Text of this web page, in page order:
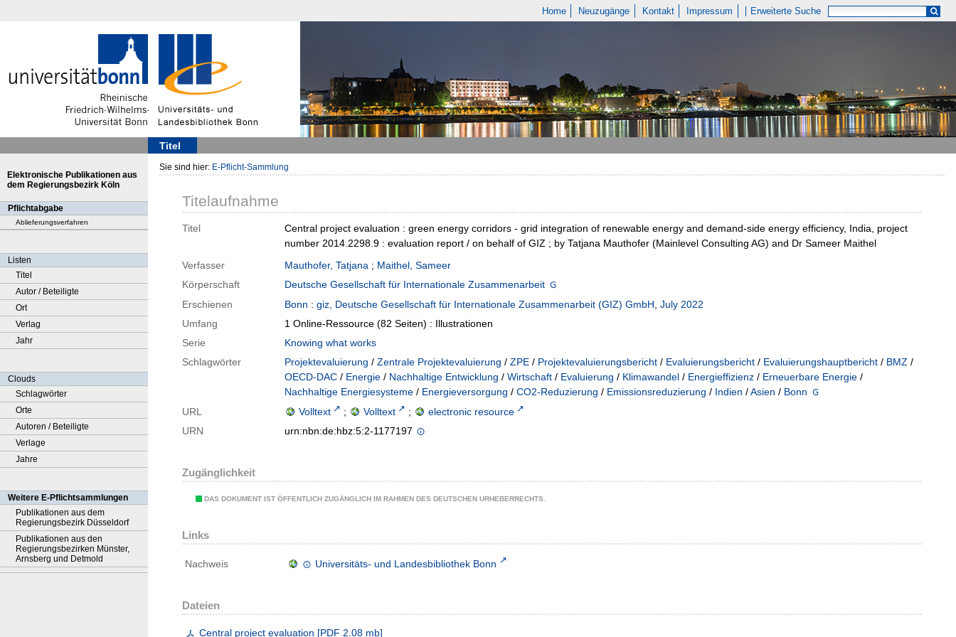
Home Neuzugänge Kontakt Impressum Erweiterte Suche
Titel
Elektronische Publikationen aus
dem Regierungsbezirk Köln
Pflichtabgabe
Ablieferungsverfahren
Listen
Titel
Autor / Beteiligte
Ort
Verlag
Jahr
Clouds
Schlagwörter
Orte
Autoren / Beteiligte
Verlage
Jahre
Weitere E-Pflichtsammlungen
Publikationen aus dem
Regierungsbezirk Düsseldorf
Publikationen aus den
Regierungsbezirken Münster,
Arnsberg und Detmold
Sie sind hier: E-Pflicht-Sammlung
Titelaufnahme
Titel
Central project evaluation : green energy corridors - grid integration of renewable energy and demand-side energy efficiency, India, project
number 2014.2298.9 : evaluation report / on behalf of GIZ ; by Tatjana Mauthofer (Mainlevel Consulting AG) and Dr Sameer Maithel
Verfasser
Mauthofer, Tatjana ; Maithel, Sameer
Körperschaft
Deutsche Gesellschaft für Internationale Zusammenarbeit
Erschienen
Bonn : giz, Deutsche Gesellschaft für Internationale Zusammenarbeit (GIZ) GmbH, July 2022
Umfang
1 Online-Ressource (82 Seiten) : Illustrationen
Serie
Knowing what works
Schlagwörter
Projektevaluierung / Zentrale Projektevaluierung / ZPE / Projektevaluierungsbericht / Evaluierungsbericht / Evaluierungshauptbericht / BMZ /
OECD-DAC / Energie / Nachhaltige Entwicklung / Wirtschaft / Evaluierung / Klimawandel / Energieffizienz / Erneuerbare Energie /
Nachhaltige Energiesysteme / Energieversorgung / CO2-Reduzierung / Emissionsreduzierung / Indien /Asien / Bonn
URL
Volltext ; Volltext ;
electronic resource
URN
urn:nbn:de:hbz:5:2-1177197
Zugänglichkeit
DAS DOKUMENT IST ÖFFENTLICH ZUGÄNGLICH IM RAHMEN DES DEUTSCHEN URHEBERRECHTS.
Links
Nachweis Universitäts- und Landesbibliothek Bonn
Dateien
Central project evaluation [PDF 2.08 mb]